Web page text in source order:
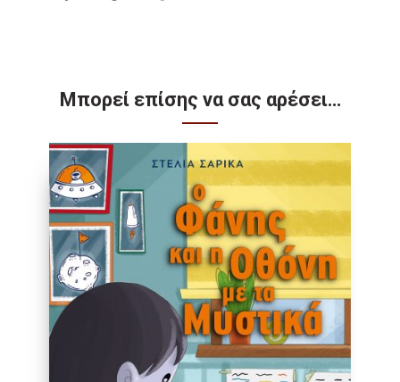
Μπορεί επίσης να σας αρέσει…